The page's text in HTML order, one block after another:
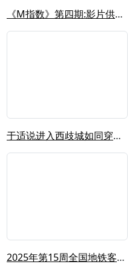
《M指数》第四期:影片供给数量充足,...
于适说进入西歧城如同穿越时空 于适 ...
2025年第15周全国地铁客流量排名...